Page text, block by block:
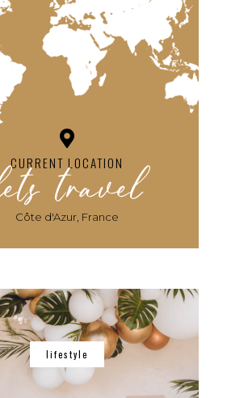
CURRENT LOCATION
travel
Côte d'Azur, France
lifestyle